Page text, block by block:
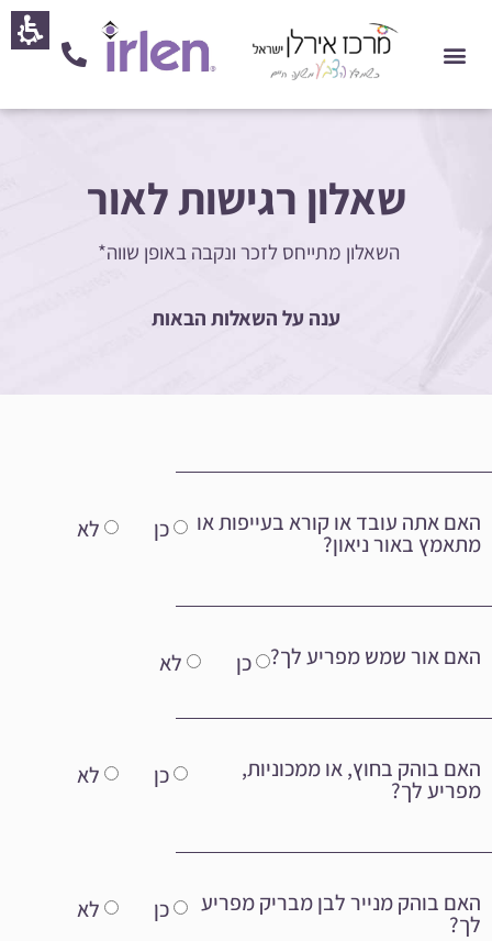
לחץ
שאלון רגישות לאור
השאלון מתייחס לזכר ונקבה באופן שווה*
ענה על השאלות הבאות
האם אתה עובד או קורא בעייפות או
מתאמץ באור ניאון?
כן לא
האם אור שמש מפריע לך? כן לא
האם בוהק בחוץ, או ממכוניות,
מפריע לך?
כן לא
האם בוהק מנייר לבן מבריק מפריע
לך?
כן לא